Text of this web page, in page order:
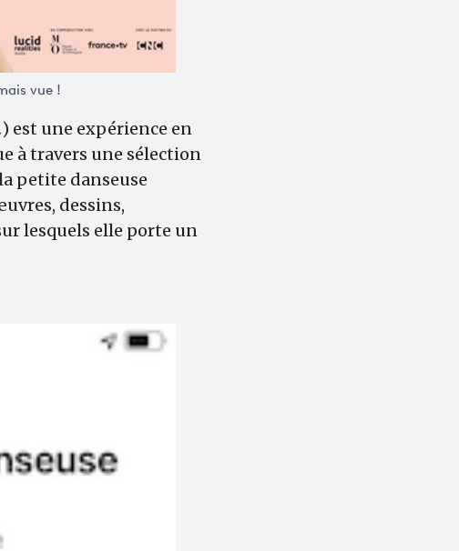
vue !
) est une expérience en
à travers une sélection
petite danseuse
dessins,
lesquels elle porte un